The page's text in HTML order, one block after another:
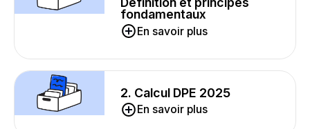
fondamentaux
En savoir plus
2. Calcul DPE 2025
En savoir plus